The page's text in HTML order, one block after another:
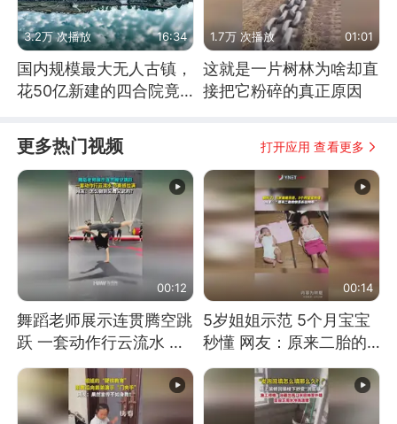
3.2万 次播放 16:34
国内规模最大无人古镇，
花50亿新建的四合院竟
1.7万 次播放 01:01
这就是一片树林为啥却直
接把它粉碎的真正原因
更多热门视频 打开应用 查看更多
00:12
舞蹈老师展示连贯腾空跳
跃 一套动作行云流水 节
奏感拉满 网友：怎么做
到又舞又武的？
00:14
5岁姐姐示范 5个月宝宝
秒懂 网友：原来二胎的
快乐长这样